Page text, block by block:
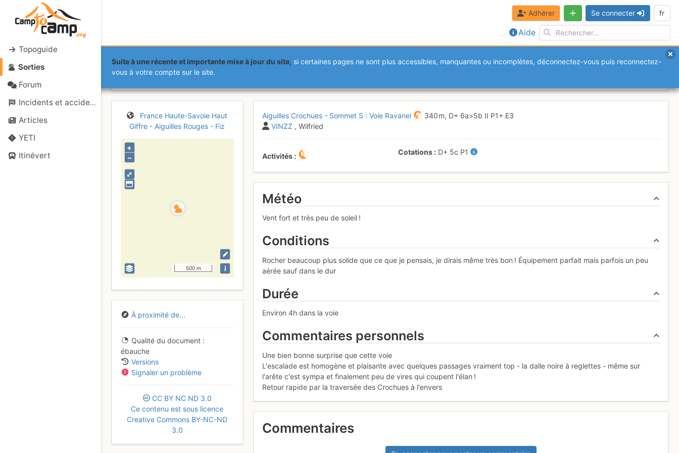
Topoguide
Sorties
Forum
Incidents et accidents
Articles
YETI
Itinévert
Aide
Adhérer Se connecter fr
Suite à une récente et importante mise à jour du site, si certaines pages ne sont plus accessibles, manquantes ou incomplètes, déconnectez-vous puis reconnectez-
vous à votre compte sur le site.
Aiguilles Crochues - Sommet S : Voie Ravanel
France Haute-Savoie Haut
Giffre - Aiguilles Rouges - Fiz
⤢
+
–
500 m i
À proximité de...
Qualité du document
ébauche
Versions
Signaler un problème
CC BY NC ND 3.0
Ce contenu est sous licence
Creative Commons BY-NC-ND
3.0
Aiguilles Crochues - Sommet S : Voie Ravanel 340 m, D+ 6a>5b II P1+ E3
VINZZ , Wilfried
Activités Cotations D+ 5c P1
Météo
Vent fort et très peu de soleil !
Conditions
Rocher beaucoup plus solide que ce que je pensais, je dirais même très bon ! Équipement parfait mais parfois un peu
aérée sauf dans le dur
Durée
Environ 4h dans la voie
Commentaires personnels
Une bien bonne surprise que cette voie
L'escalade est homogène et plaisante avec quelques passages vraiment top - la dalle noire à reglettes - même sur
l'arête c'est sympa et finalement peu de vires qui coupent l'élan !
Retour rapide par la traversée des Crochues à l'envers
Commentaires